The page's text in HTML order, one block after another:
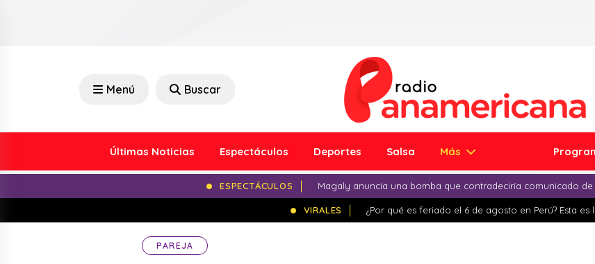
Menú Buscar
Últimas Noticias Espectáculos Deportes Salsa Más
ESPECTÁCULOS Magaly anuncia una bomba que contradeciría comunicado de
VIRALES ¿Por qué es feriado el 6 de agosto en Perú? Esta es
PAREJA